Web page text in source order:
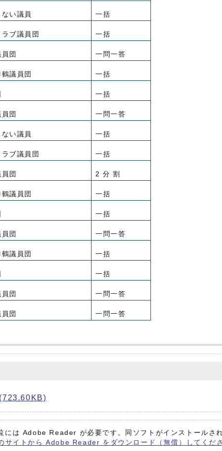
い議員 一括
ブ議員団 一括
団 一問一答
議員団 一括
一括
団 一問一答
い議員 一括
ブ議員団 一括
団 2 分 割
議員団 一括
一括
団 一問一答
議員団 一括
一括
団 一問一答
団 一問一答
には Adobe Reader が必要です。同ソフトがインストールさ
サイトから Adobe Reader をダウンロード（無償）してくださ